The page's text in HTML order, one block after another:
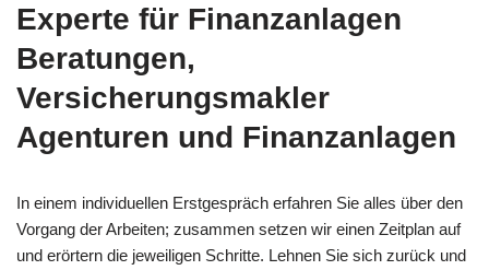
Experte für Finanzanlagen
Beratungen,
Versicherungsmakler
Agenturen und Finanzanlagen
In einem individuellen Erstgespräch erfahren Sie alles über den
Vorgang der Arbeiten; zusammen setzen wir einen Zeitplan auf
und erörtern die jeweiligen Schritte. Lehnen Sie sich zurück und